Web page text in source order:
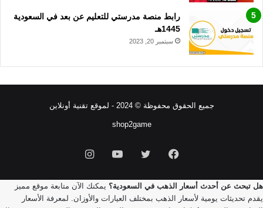
رابط منصة مدرستي للتعليم عن بعد في السعودية
1445هـ
سبتمبر 20, 2023
جميع الحقوق محفوظة © 2024 - لموقع تقنية أونلاين
shop2game
فيسبوك تويتر يوتيوبانستقرام
هل تبحث عن أحدث أسعار الذهب في السعودية؟ يمكنك الآن متابعة موقع مميز
يقدم تحديثات يومية لأسعار الذهب بمختلف العيارات والأوزان. لمعرفة الأسعار